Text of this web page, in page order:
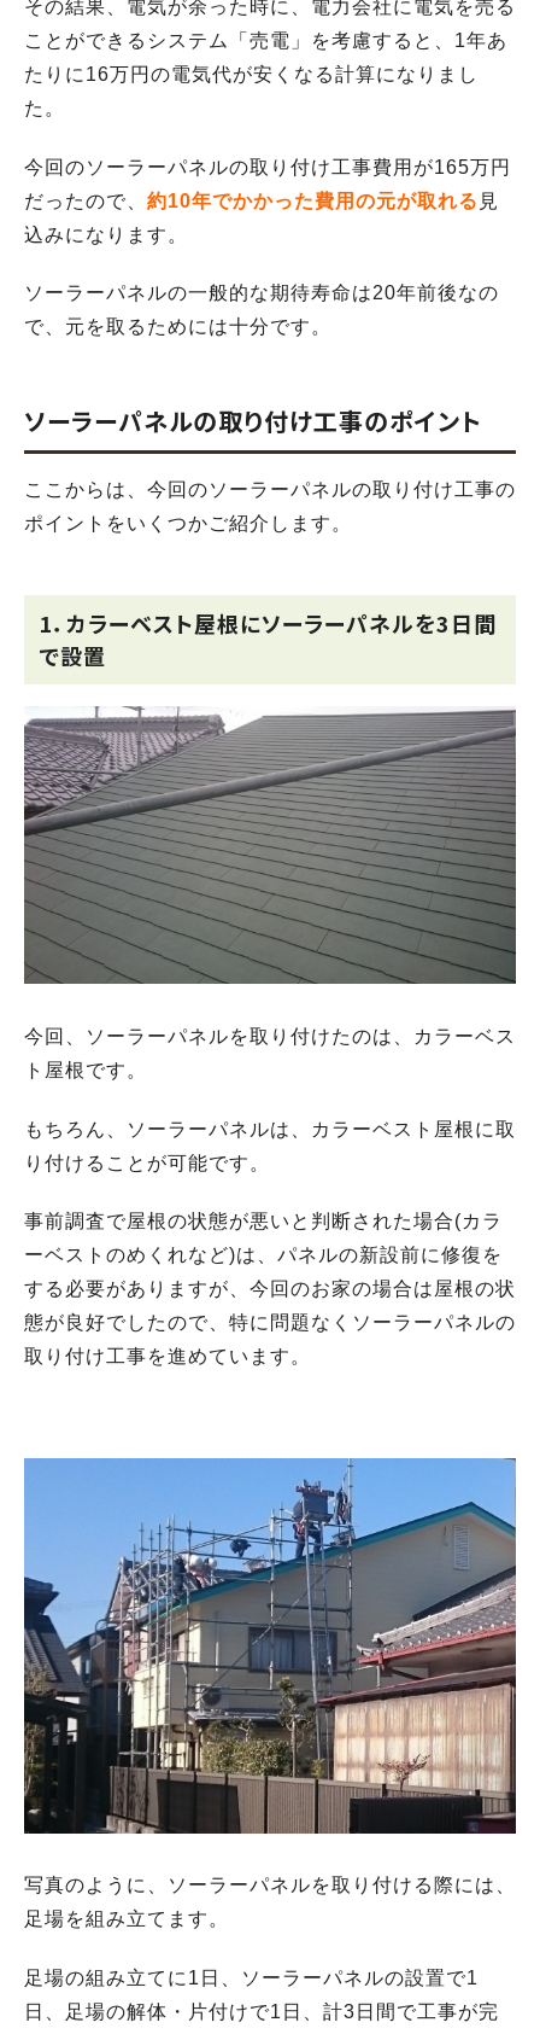
その結果、電気が余った時に、電力会社に電気を売る
ことができるシステム「売電」を考慮すると、1年あ
たりに16万円の電気代が安くなる計算になりまし
た。
今回のソーラーパネルの取り付け工事費用が165万円
だったので、 約10年でかかった費用の元が取れる 見
込みになります。
ソーラーパネルの一般的な期待寿命は20年前後なの
で、元を取るためには十分です。
ソーラーパネルの取り付け工事のポイント
ここからは、今回のソーラーパネルの取り付け工事の
ポイントをいくつかご紹介します。
1．カラーベスト屋根にソーラーパネルを3日間
で設置
今回、ソーラーパネルを取り付けたのは、カラーベス
ト屋根です。
もちろん、ソーラーパネルは、カラーベスト屋根に取
り付けることが可能です。
事前調査で屋根の状態が悪いと判断された場合(カラ
ーベストのめくれなど)は、パネルの新設前に修復を
する必要がありますが、今回のお家の場合は屋根の状
態が良好でしたので、特に問題なくソーラーパネルの
取り付け工事を進めています。
写真のように、ソーラーパネルを取り付ける際には、
足場を組み立てます。
足場の組み立てに1日、ソーラーパネルの設置で1
日、足場の解体・片付けで1日、計3日間で工事が完